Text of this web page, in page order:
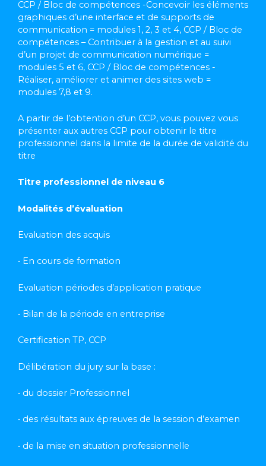
CCP / Bloc de compétences -Concevoir les éléments
graphiques d’une interface et de supports de
communication = modules 1, 2, 3 et 4, CCP / Bloc de
compétences – Contribuer à la gestion et au suivi
d’un projet de communication numérique =
modules 5 et 6, CCP / Bloc de compétences -
Réaliser, améliorer et animer des sites web =
modules 7,8 et 9.
A partir de l’obtention d’un CCP, vous pouvez vous
présenter aux autres CCP pour obtenir le titre
professionnel dans la limite de la durée de validité du
titre
Titre professionnel de niveau 6
Modalités d’évaluation
Evaluation des acquis
• En cours de formation
Evaluation périodes d’application pratique
• Bilan de la période en entreprise
Certification TP, CCP
Délibération du jury sur la base :
• du dossier Professionnel
• des résultats aux épreuves de la session d’examen
• de la mise en situation professionnelle